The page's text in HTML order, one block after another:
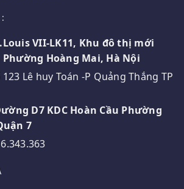
:
VII-LK11, Khu đô thị mới
Phường Hoàng Mai, Hà Nội
123 Lê huy Toán -P Quảng Thắng TP
D7 KDC Hoàn Cầu Phường
7